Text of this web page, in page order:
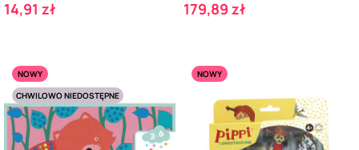
Cena
14,91 zł Cena
179,89 zł
NOWY
CHWILOWO NIEDOSTĘPNE
NOWY